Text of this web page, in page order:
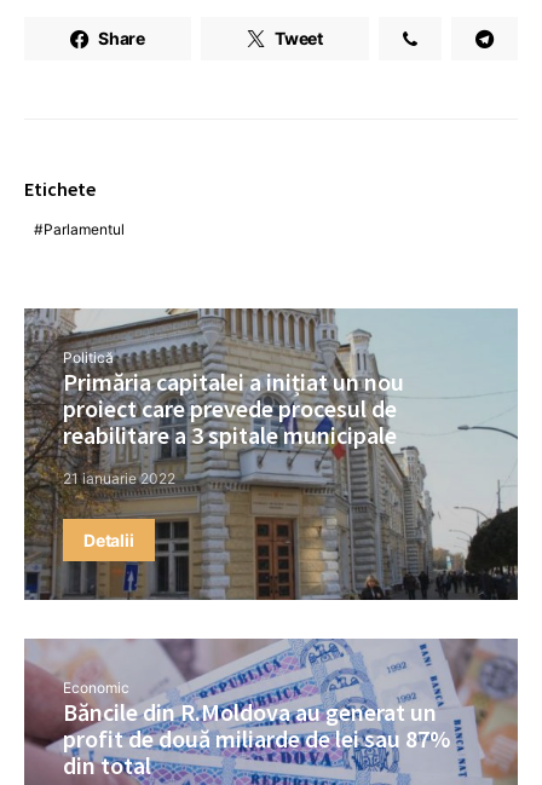
Share Tweet
Etichete
Parlamentul
Politică
Primăria capitalei a inițiat un nou
proiect care prevede procesul de
reabilitare a 3 spitale municipale
21 ianuarie 2022
Detalii
Economic
Băncile din R.Moldova au generat un
profit de două miliarde de lei sau 87%
din total